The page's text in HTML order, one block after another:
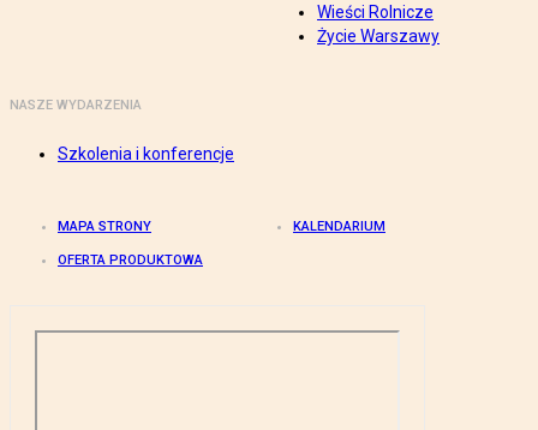
Wieści Rolnicze
Życie Warszawy
NASZE WYDARZENIA
Szkolenia i konferencje
MAPA STRONY KALENDARIUM
OFERTA PRODUKTOWA